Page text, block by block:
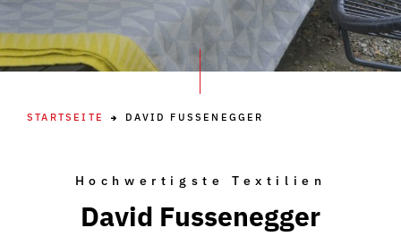
STARTSEITE DAVID FUSSENEGGER
Hochwertigste Textilien
David Fussenegger